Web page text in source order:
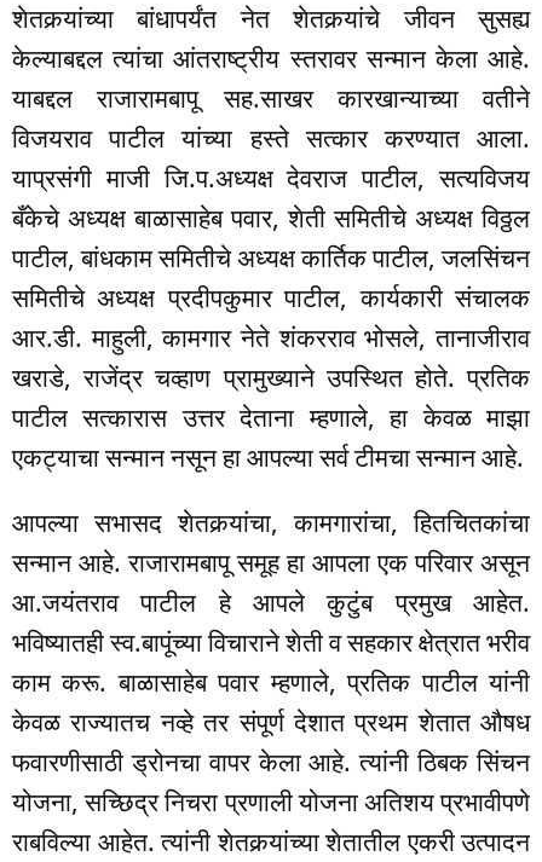
शेतकर्‍यांच्या बांधापर्यंत नेत शेतकर्‍यांचे जीवन सुसह्य
केल्याबद्दल त्यांचा आंतराष्ट्रीय स्तरावर सन्मान केला आहे.
याबद्दल राजारामबापू सह.साखर कारखान्याच्या वतीने
विजयराव पाटील यांच्या हस्ते सत्कार करण्यात आला.
याप्रसंगी माजी जि.प.अध्यक्ष देवराज पाटील, सत्यविजय
बँकेचे अध्यक्ष बाळासाहेब पवार, शेती समितीचे अध्यक्ष विठ्ठल
पाटील, बांधकाम समितीचे अध्यक्ष कार्तिक पाटील, जलसिंचन
समितीचे अध्यक्ष प्रदीपकुमार पाटील, कार्यकारी संचालक
आर.डी. माहुली, कामगार नेते शंकरराव भोसले, तानाजीराव
खराडे, राजेंद्र चव्हाण प्रामुख्याने उपस्थित होते. प्रतिक
पाटील सत्कारास उत्तर देताना म्हणाले, हा केवळ माझा
एकट्याचा सन्मान नसून हा आपल्या सर्व टीमचा सन्मान आहे.
आपल्या सभासद शेतकर्‍यांचा, कामगारांचा, हितचितकांचा
सन्मान आहे. राजारामबापू समूह हा आपला एक परिवार असून
आ.जयंतराव पाटील हे आपले कुटुंब प्रमुख आहेत.
भविष्यातही स्व.बापूंच्या विचाराने शेती व सहकार क्षेत्रात भरीव
काम करू. बाळासाहेब पवार म्हणाले, प्रतिक पाटील यांनी
केवळ राज्यातच नव्हे तर संपूर्ण देशात प्रथम शेतात औषध
फवारणीसाठी ड्रोनचा वापर केला आहे. त्यांनी ठिबक सिंचन
योजना, सच्छिद्र निचरा प्रणाली योजना अतिशय प्रभावीपणे
राबविल्या आहेत. त्यांनी शेतकर्‍यांच्या शेतातील एकरी उत्पादन